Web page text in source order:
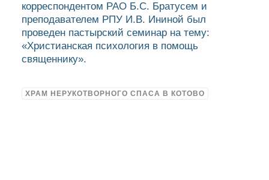
корреспондентом РАО Б.С. Братусем и
преподавателем РПУ И.В. Ининой был
проведен пастырский семинар на тему:
«Христианская психология в помощь
священнику».
ХРАМ НЕРУКОТВОРНОГО СПАСА В КОТОВО